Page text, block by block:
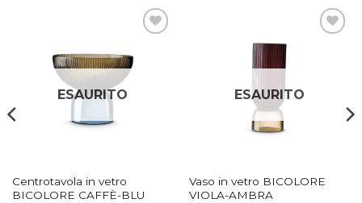
alla lista
desideri
ESAURITO
Centrotavola in vetro
BICOLORE CAFFÈ-BLU
ESAURITO
Vaso in vetro BICOLORE
VIOLA-AMBRA